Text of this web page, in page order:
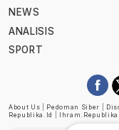
NEWS
ANALISIS
SPORT
About Us Pedoman Siber
Republika.id